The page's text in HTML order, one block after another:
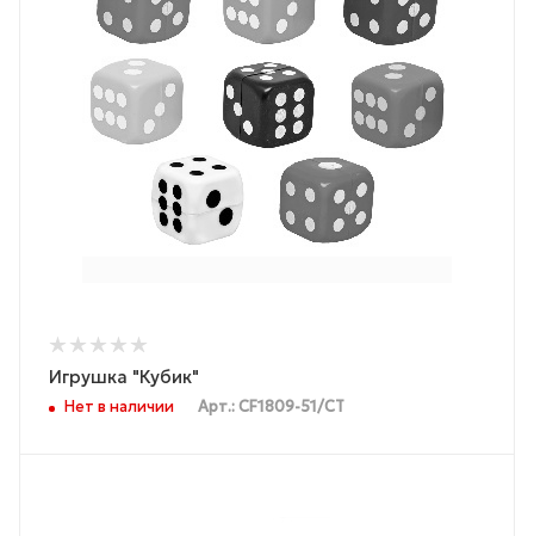
Игрушка "Кубик"
Нет в наличии Арт.: CF1809-51/СТ